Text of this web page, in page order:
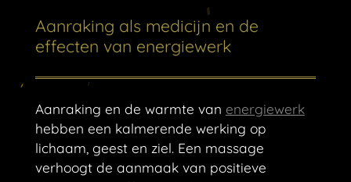
Aanraking als medicijn en de
effecten van energiewerk
Aanraking en de warmte van energiewerk
hebben een kalmerende werking op
lichaam, geest en ziel. Een massage
verhoogt de aanmaak van positieve